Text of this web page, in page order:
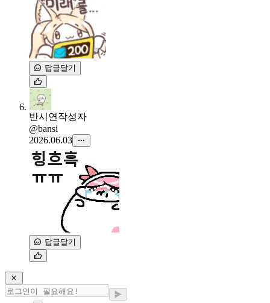
답글달기
반시연 작성자
@bansi
2026.06.03
답글달기